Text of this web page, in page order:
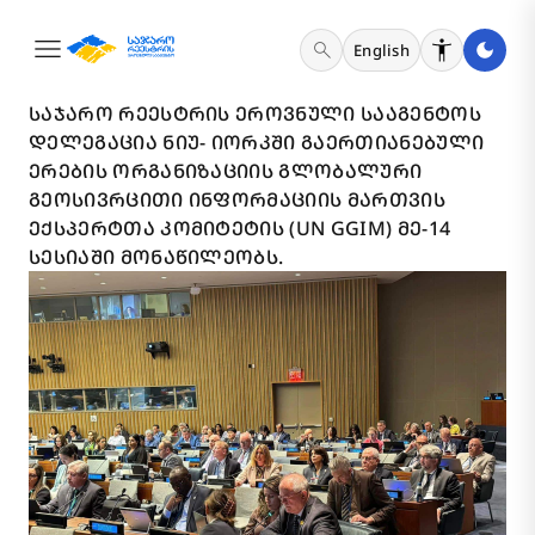
menu search
English
ᲡᲐᲯᲐᲠᲝ ᲠᲔᲔᲡᲢᲠᲘᲡ ᲔᲠᲝᲕᲜᲣᲚᲘ ᲡᲐᲐᲒᲔᲜᲢᲝᲡ
ᲓᲔᲚᲔᲒᲐᲪᲘᲐ ᲜᲘᲣ- ᲘᲝᲠᲙᲨᲘ ᲒᲐᲔᲠᲗᲘᲐᲜᲔᲑᲣᲚᲘ
ᲔᲠᲔᲑᲘᲡ ᲝᲠᲒᲐᲜᲘᲖᲐᲪᲘᲘᲡ ᲒᲚᲝᲑᲐᲚᲣᲠᲘ
ᲒᲔᲝᲡᲘᲕᲠᲪᲘᲗᲘ ᲘᲜᲤᲝᲠᲛᲐᲪᲘᲘᲡ ᲛᲐᲠᲗᲕᲘᲡ
ᲔᲥᲡᲞᲔᲠᲢᲗᲐ ᲙᲝᲛᲘᲢᲔᲢᲘᲡ (UN GGIM) ᲛᲔ-14
ᲡᲔᲡᲘᲐᲨᲘ ᲛᲝᲜᲐᲬᲘᲚᲔᲝᲑᲡ.